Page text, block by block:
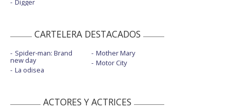
Digger
CARTELERA DESTACADOS
Spider-man: Brand
new day
La odisea
Mother Mary
Motor City
ACTORES Y ACTRICES